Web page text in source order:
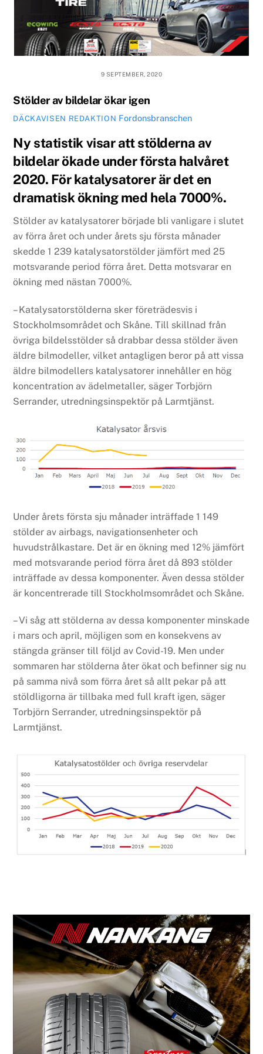
9 SEPTEMBER, 2020
Stölder av bildelar ökar igen
DÄCKAVISEN REDAKTION Fordonsbranschen
Ny statistik visar att stölderna av
bildelar ökade under första halvåret
2020. För katalysatorer är det en
dramatisk ökning med hela 7000%.
Stölder av katalysatorer började bli vanligare i slutet
av förra året och under årets sju första månader
skedde 1 239 katalysatorstölder jämfört med 25
motsvarande period förra året. Detta motsvarar en
ökning med nästan 7000%.
– Katalysatorstölderna sker företrädesvis i
Stockholmsområdet och Skåne. Till skillnad från
övriga bildelsstölder så drabbar dessa stölder även
äldre bilmodeller, vilket antagligen beror på att vissa
äldre bilmodellers katalysatorer innehåller en hög
koncentration av ädelmetaller, säger Torbjörn
Serrander, utredningsinspektör på Larmtjänst.
Under årets första sju månader inträffade 1 149
stölder av airbags, navigationsenheter och
huvudstrålkastare. Det är en ökning med 12% jämfört
med motsvarande period förra året då 893 stölder
inträffade av dessa komponenter. Även dessa stölder
är koncentrerade till Stockholmsområdet och Skåne.
– Vi såg att stölderna av dessa komponenter minskade
i mars och april, möjligen som en konsekvens av
stängda gränser till följd av Covid-19. Men under
sommaren har stölderna åter ökat och befinner sig nu
på samma nivå som förra året så allt pekar på att
stöldligorna är tillbaka med full kraft igen, säger
Torbjörn Serrander, utredningsinspektör på
Larmtjänst.